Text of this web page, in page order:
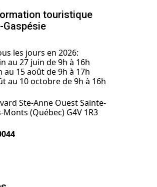
touristique
Gaspésie
les jours en 2026:
au 27 juin de 9h à 16h
au 15 août de 9h à 17h
au 10 octobre de 9h à 16h
Ste-Anne Ouest Sainte-
Monts (Québec) G4V 1R3